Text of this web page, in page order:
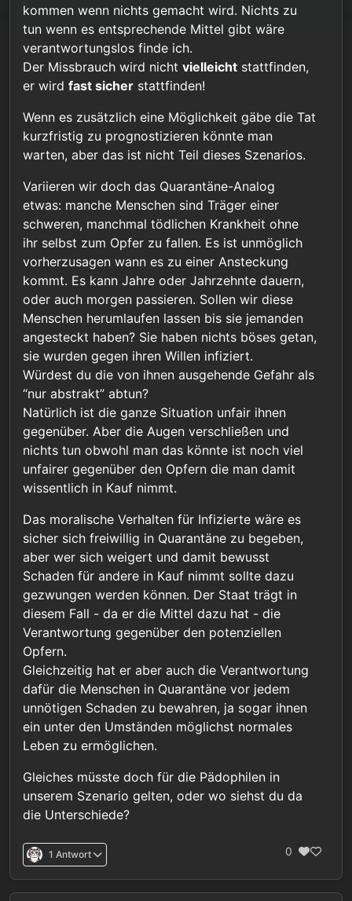
Beim Pädo, wäre es - auch in diesem fiktiven
Szenario - nicht so, daß er sofort das nächste, ihm
“passende” Kind mißbraucht, sonst wäre er
höchstwahrscheinlich längst straffällig geworden.
Ein Missbrauch kann vlt. in 10, 20 oder 40 Jahren
passieren, oder auch gar nicht, daher: abstrakte
konkrete Gefährdungslage schließen läßt, wäre
staatl. Eingreifen m. E. unverhältnismäßig und nicht
gerechtfertigt.
kommen wenn nichts gemacht wird. Nichts zu
tun wenn es entsprechende Mittel gibt wäre
verantwortungslos finde ich.
Der Missbrauch wird nicht vielleicht stattfinden,
er wird fast sicher stattfinden!
Wenn es zusätzlich eine Möglichkeit gäbe die Tat
kurzfristig zu prognostizieren könnte man
warten, aber das ist nicht Teil dieses Szenarios.
Variieren wir doch das Quarantäne-Analog
etwas: manche Menschen sind Träger einer
schweren, manchmal tödlichen Krankheit ohne
ihr selbst zum Opfer zu fallen. Es ist unmöglich
vorherzusagen wann es zu einer Ansteckung
kommt. Es kann Jahre oder Jahrzehnte dauern,
oder auch morgen passieren. Sollen wir diese
Menschen herumlaufen lassen bis sie jemanden
angesteckt haben? Sie haben nichts böses getan,
sie wurden gegen ihren Willen infiziert.
Würdest du die von ihnen ausgehende Gefahr als
“nur abstrakt” abtun?
Natürlich ist die ganze Situation unfair ihnen
gegenüber. Aber die Augen verschließen und
nichts tun obwohl man das könnte ist noch viel
unfairer gegenüber den Opfern die man damit
wissentlich in Kauf nimmt.
Das moralische Verhalten für Infizierte wäre es
sicher sich freiwillig in Quarantäne zu begeben,
aber wer sich weigert und damit bewusst
Schaden für andere in Kauf nimmt sollte dazu
gezwungen werden können. Der Staat trägt in
diesem Fall - da er die Mittel dazu hat - die
Verantwortung gegenüber den potenziellen
Opfern.
Gleichzeitig hat er aber auch die Verantwortung
dafür die Menschen in Quarantäne vor jedem
unnötigen Schaden zu bewahren, ja sogar ihnen
ein unter den Umständen möglichst normales
Leben zu ermöglichen.
Gleiches müsste doch für die Pädophilen in
unserem Szenario gelten, oder wo siehst du da
die Unterschiede?
1 Antwort 0